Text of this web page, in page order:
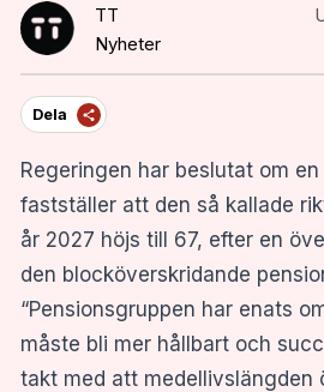
TT
Nyheter
Dela
Regeringen har beslutat om
fastställer att den så kallade
år 2027 höjs till 67, efter en
den blocköverskridande
“Pensionsgruppen har enats
måste bli mer hållbart och
takt med att medellivslängden